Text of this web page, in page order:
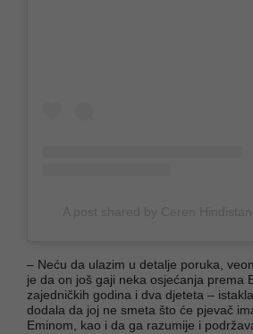
– Neću da ulazim u detalje poruka,
je da on još gaji neka osjećanja prema
zajedničkih godina i dva djeteta –
dodala da joj ne smeta što će pjevač
Eminom, kao i da ga razumije i